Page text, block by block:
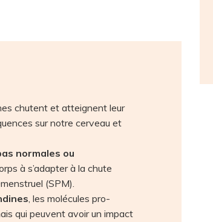
chutent et atteignent leur
sur notre cerveau et
normales ou
à s’adapter à la chute
(SPM).
, les molécules pro-
qui peuvent avoir un impact